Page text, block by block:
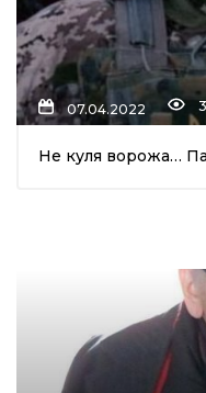
07.04.2022
Не куля ворожа…